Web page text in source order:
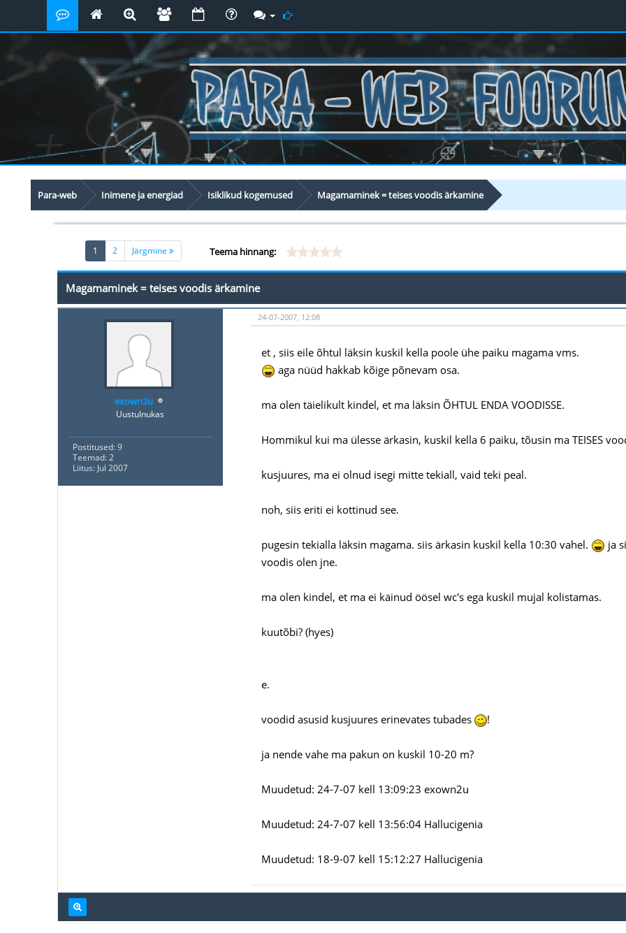
Para-web Inimene ja energiad Isiklikud kogemused Magamaminek = teises voodis ärkamine
1 (current)
2 Järgmine Teema hinnang:
Magamaminek = teises voodis ärkamine
exown2u
Uustulnukas
Postitused: 9
Teemad: 2
Liitus: Jul 2007
24-07-2007, 12:08
et , siis eile õhtul läksin kuskil kella poole ühe paiku magama vms.
aga nüüd hakkab kõige põnevam osa.
ma olen täielikult kindel, et ma läksin ÕHTUL ENDA VOODISSE.
Hommikul kui ma ülesse ärkasin, kuskil kella 6 paiku, tõusin ma TEISES
kusjuures, ma ei olnud isegi mitte tekiall, vaid teki peal.
noh, siis eriti ei kottinud see.
pugesin tekialla läksin magama. siis ärkasin kuskil kella 10:30 vahel.
ja
voodis olen jne.
ma olen kindel, et ma ei käinud öösel wc's ega kuskil mujal kolistamas.
kuutõbi? (hyes)
e.
voodid asusid kusjuures erinevates tubades !
ja nende vahe ma pakun on kuskil 10-20 m?
Muudetud: 24-7-07 kell 13:09:23 exown2u
Muudetud: 24-7-07 kell 13:56:04 Hallucigenia
Muudetud: 18-9-07 kell 15:12:27 Hallucigenia